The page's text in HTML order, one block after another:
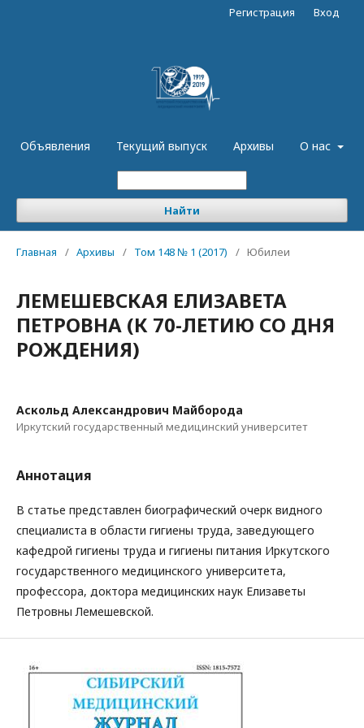
Объявления Текущий выпуск Архивы О нас
Найти
Регистрация Вход
Главная / Архивы / Том 148 № 1 (2017) / Юбилеи
ЛЕМЕШЕВСКАЯ ЕЛИЗАВЕТА
ПЕТРОВНА (К 70-ЛЕТИЮ СО ДНЯ
РОЖДЕНИЯ)
Аскольд Александрович Майборода
Иркутский государственный медицинский университет
Аннотация
В статье представлен биографический очерк видного
специалиста в области гигиены труда, заведующего
кафедрой гигиены труда и гигиены питания Иркутского
государственного медицинского университета,
профессора, доктора медицинских наук Елизаветы
Петровны Лемешевской.